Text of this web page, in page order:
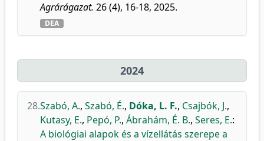
Agrárágazat. 26 (4), 16-18, 2025.
DEA
2024
28.Szabó, A., Szabó, É., Dóka, L. F., Csajbók, J.,
Kutasy, E., Pepó, P., Ábrahám, É. B., Seres, E.:
A biológiai alapok és a vízellátás szerepe a